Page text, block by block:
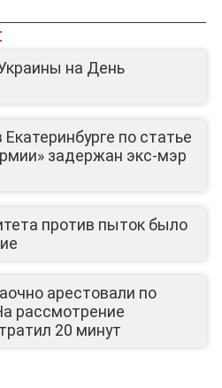
на День
по статье
задержан экс-мэр
против пыток было
арестовали по
рассмотрение
20 минут